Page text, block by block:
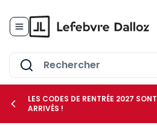
LES CODES DE RENTRÉE 2027 SONT
ARRIVÉS !